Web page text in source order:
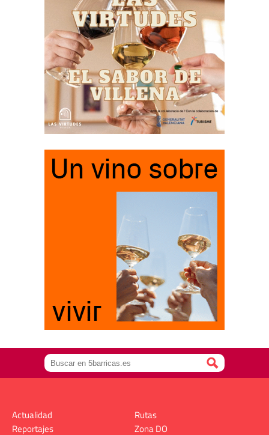
Actualidad
Reportajes
Rutas
Zona DO